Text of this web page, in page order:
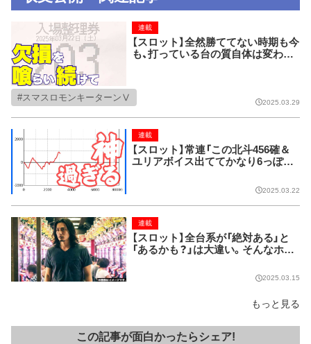
【スロット】全然勝ててない時期も今
も、打っている台の質自体は変わっ
い。
連載
スマスロモンキーターンⅤ 2025.03.29
【スロット】常連「この北斗456確＆
ユリアボイス出ててかなり6っぽい
連載
2025.03.22
【スロット】全台系が「絶対ある」と
「あるかも？」は大違い。そんなホー
連載
2025.03.15
もっと見る
この記事が面白かったらシェア!